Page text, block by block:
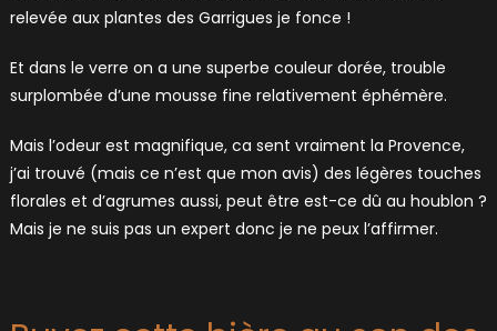
relevée aux plantes des Garrigues je fonce !
Et dans le verre on a une superbe couleur dorée, trouble
surplombée d’une mousse fine relativement éphémère.
Mais l’odeur est magnifique, ca sent vraiment la Provence,
j’ai trouvé (mais ce n’est que mon avis) des légères touches
florales et d’agrumes aussi, peut être est-ce dû au houblon ?
Mais je ne suis pas un expert donc je ne peux l’affirmer.